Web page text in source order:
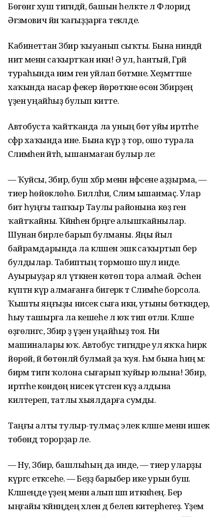
Бөгөнгә хуш тигәндәй, башын һелкте лә Флорид
Әғзәмович йәнә ҡағыҙҙарға текәлде.
Кабинеттан Зәбир ҡыуанып сыҡты. Бына ниндәй
ниәт менән саҡыртҡан икән! Ә ул, һантый, Гәрәй
тураһында нимә генә уйлап бөтмәне. Хеҙмәттәше
хаҡында насар фекер йөрөткәне өсөн Зәбирҙең
үҙенә уңайһыҙ булып китте.
Автобуста ҡайтҡанда ла уның бөтә уйы иртәгәһе
сәфәр хаҡында ине. Бына күр ҙә тор, ошо турала
Сәлимәһенә әйтһә, ышанмаған булыр әле:
— Ҡуйсы, Зәбир, буш хәбәр менән нәфсене аҙҙырма, —
тиер һөйөклөһө. Билләһи, Сәлимә ышанмаҫ. Улар
бит һуңғы тапҡыр Таулы районына көҙ генә
ҡайтҡайны. Ҡәйнәһенә бәрәңге алышҡайнылар.
Шунан бирле барып булманы. Яңы йыл
байрамдарында ла кәләшен эшкә саҡыртып бер
булдылар. Табиптың тормошо шул инде.
Ауырыуҙар ял үткәнен көтөп тора алмай. Әсәһен
күптән күрә алмағанға бигерәк тә Сәлимәһе борсола.
Ҡышты яңғыҙы нисек сыға икән, утыны бөткәндер,
һыу ташырға ла кешеһе лә юҡ тип өтәләнә. Кәләше
өҙгөләнгәс, Зәбир ҙә үҙен уңайһыҙ тоя. Ни
машиналары юҡ. Автобус тигәндәре ул яҡҡа һирәк
йөрөй, йә бөтөнләй булмай ҙа ҡуя. Һәм бына һиңә мә:
бирәм тигән ҡолона сығарып ҡуйыр юлына! Зәбир,
иртәгәһе көндөң нисек үтәсәген күҙ алдына
килтереп, татлы хыялдарға сумды.
Таңғы алты тулыр-тулмаҫ элек кәләше менән ишек
төбөндә торорҙар әле.
— Ну, Зәбир, башлыһың да инде, — тиер уларҙы
күргәс етәксеһе. — Беҙҙә барыбер ике урын буш.
Кәләшеңде үҙең менән алып шәп иткәнһең. Бер
ыңғайы ҡәйнәңдең хәлен дә белеп китерһегеҙ. Үҙем